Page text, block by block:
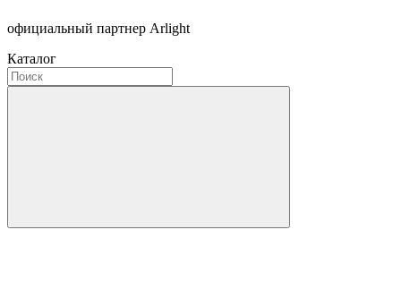
официальный партнер Arlight
Каталог